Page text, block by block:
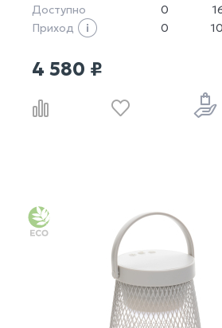
Доступно
0
Приход
0
4 580 ₽